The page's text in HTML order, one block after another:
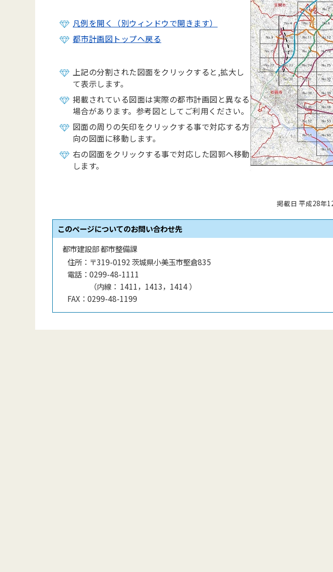
凡例を開く（別ウィンドウで開きます）
都市計画図トップへ戻る
上記の分割された図面をクリックすると,拡大し
て表示します。
掲載されている図面は実際の都市計画図と異なる
場合があります。参考図としてご利用ください。
図面の周りの矢印をクリックする事で対応する方
向の図面に移動します。
右の図面をクリックする事で対応した図郭へ移動
します。
掲載日 平成28年
このページについてのお問い合わせ先
都市建設部 都市整備課
住所： 〒319-0192 茨城県小美玉市堅倉835
電話： 0299-48-1111
（内線 ： 1411，1413，1414）
FAX： 0299-48-1199